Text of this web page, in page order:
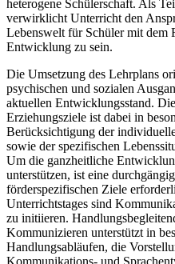
heterogene Schülerschaft. Als
verwirklicht Unterricht den
Lebenswelt für Schüler mit dem
Entwicklung zu sein.
Die Umsetzung des Lehrplans
psychischen und sozialen
aktuellen Entwicklungsstand.
Erziehungsziele ist dabei in
Berücksichtigung der
sowie der spezifischen
Um die ganzheitliche
unterstützen, ist eine
förderspezifischen Ziele
Unterrichtstages sind
zu initiieren.
Kommunizieren unterstützt in
Handlungsabläufen, die